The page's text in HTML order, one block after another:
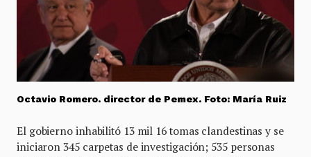
Octavio Romero. director de Pemex. Foto: María Ruiz
El gobierno inhabilitó 13 mil 16 tomas clandestinas y se
iniciaron 345 carpetas de investigación; 535 personas